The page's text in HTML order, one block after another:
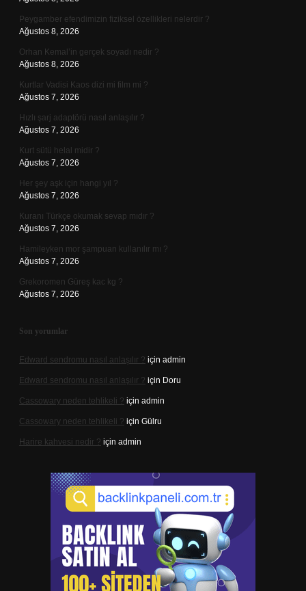
Peygamber efendimizin fiziksel özellikleri nelerdir ?
Ağustos 8, 2026
Orhan Kemal’in gerçek soyadı nedir ?
Ağustos 8, 2026
Kurtlar Vadisi Kaos dizi mi film mi ?
Ağustos 7, 2026
Hızlı şarj adaptörü nasıl anlaşılır ?
Ağustos 7, 2026
Kurt sütü helal midir ?
Ağustos 7, 2026
Her şey aşk için hangi yıl ?
Ağustos 7, 2026
Kuranı Türkçe okumak sevap mıdır ?
Ağustos 7, 2026
Hamileyken mor şampuan kullanılır mı ?
Ağustos 7, 2026
Grekoromen Güreş kac kg ?
Ağustos 7, 2026
Son yorumlar
Edward sendromu nasıl anlaşılır ? için admin
Edward sendromu nasıl anlaşılır ? için Doru
Cassowary neden tehlikeli ? için admin
Cassowary neden tehlikeli ? için Gülru
Harire kahvesi nedir ? için admin